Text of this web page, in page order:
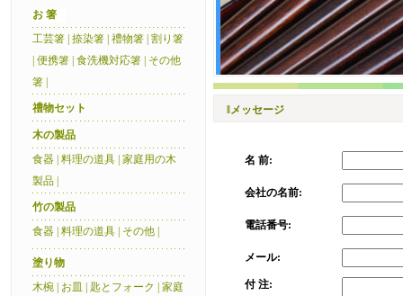
お 箸
工芸箸 捺染箸 禮物箸 割り箸
便携箸 食洗機対応箸
その他
箸
禮物セット
木の製品
食器 料理の道具 家庭用の木
製品
竹の製品
食器 料理の道具 その他
塗り物
木椀
お皿 匙とフォーク
家庭
‖メッセージ
名 前:
会社の名前:
電話番号:
メール:
付 注: